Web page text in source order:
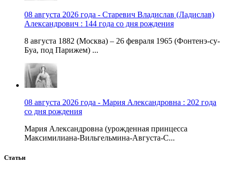
08 августа 2026 года - Старевич Владислав (Ладислав)
Александрович : 144 года со дня рождения
8 августа 1882 (Москва) – 26 февраля 1965 (Фонтенэ-су-
Буа, под Парижем) ...
08 августа 2026 года - Мария Александровна : 202 года
со дня рождения
Мария Александровна (урожденная принцесса
Максимилиана-Вильгельмина-Августа-С...
Статьи